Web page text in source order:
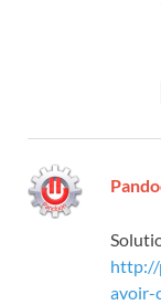
http://
avoir-